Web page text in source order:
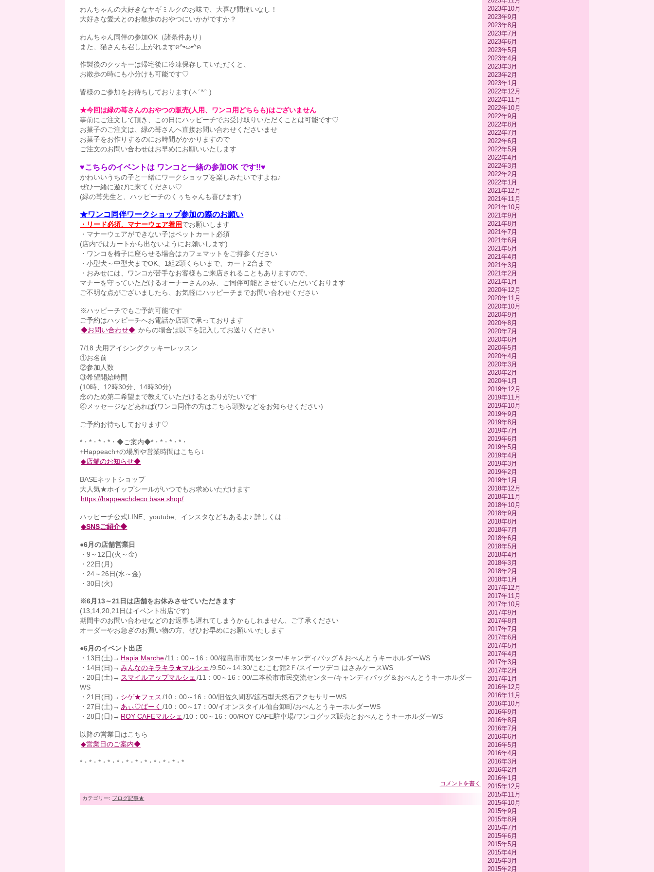
2023年10月
2023年9月
2023年8月
2023年7月
2023年6月
2023年5月
2023年4月
2023年3月
2023年2月
2023年1月
2022年12月
2022年11月
2022年10月
2022年9月
2022年8月
2022年7月
2022年6月
2022年5月
2022年4月
2022年3月
2022年2月
2022年1月
2021年12月
2021年11月
2021年10月
2021年9月
2021年8月
2021年7月
2021年6月
2021年5月
2021年4月
2021年3月
2021年2月
2021年1月
2020年12月
2020年11月
2020年10月
2020年9月
2020年8月
2020年7月
2020年6月
2020年5月
2020年4月
2020年3月
2020年2月
2020年1月
2019年12月
2019年11月
2019年10月
2019年9月
2019年8月
2019年7月
2019年6月
2019年5月
2019年4月
2019年3月
2019年2月
2019年1月
2018年12月
2018年11月
2018年10月
2018年9月
2018年8月
2018年7月
2018年6月
2018年5月
2018年4月
2018年3月
2018年2月
2018年1月
2017年12月
2017年11月
2017年10月
2017年9月
2017年8月
2017年7月
2017年6月
2017年5月
2017年4月
2017年3月
2017年2月
2017年1月
2016年12月
2016年11月
2016年10月
2016年9月
2016年8月
2016年7月
2016年6月
2016年5月
2016年4月
2016年3月
2016年2月
2016年1月
2015年12月
2015年11月
2015年10月
2015年9月
2015年8月
2015年7月
2015年6月
2015年5月
2015年4月
2015年3月
2015年2月
わんちゃんの大好きなヤギミルクのお味で、大喜び間違いなし！
大好きな愛犬とのお散歩のおやつにいかがですか？
わんちゃん同伴の参加OK（諸条件あり）
また、猫さんも召し上がれますฅ^•ω•^ฅ
作製後のクッキーは帰宅後に冷凍保存していただくと、
お散歩の時にも小分けも可能です♡
皆様のご参加をお待ちしております(ㅅ´꒳` )
★今回は緑の苺さんのおやつの販売(人用、ワンコ用どちらも)はございません
事前にご注文して頂き、この日にハッピーチでお受け取りいただくことは可能です♡
お菓子のご注文は、緑の苺さんへ直接お問い合わせくださいませ
お菓子をお作りするのにお時間がかかりますので
ご注文のお問い合わせはお早めにお願いいたします
♥こちらのイベントは ワンコと一緒の参加OK です!!♥
かわいいうちの子と一緒にワークショップを楽しみたいですよね♪
ぜひ一緒に遊びに来てください♡
(緑の苺先生と、ハッピーチのくぅちゃんも喜びます)
★ワンコ同伴ワークショップ参加の際のお願い
・リード必須、マナーウェア着用 でお願いします
・マナーウェアができない子はペットカート必須
(店内ではカートから出ないようにお願いします)
・ワンコを椅子に座らせる場合はカフェマットをご持参ください
・小型犬～中型犬までOK、1組2頭くらいまで、カート2台まで
・おみせには、ワンコが苦手なお客様もご来店されることもありますので、
マナーを守っていただけるオーナーさんのみ、ご同伴可能とさせていただいております
ご不明な点がございましたら、お気軽にハッピーチまでお問い合わせください
※ハッピーチでもご予約可能です
ご予約はハッピーチへお電話か店頭で承っております
◆お問い合わせ◆ からの場合は以下を記入してお送りください
7/18 犬用アイシングクッキーレッスン
①お名前
②参加人数
③希望開始時間
(10時、12時30分、14時30分)
念のため第二希望まで教えていただけるとありがたいです
④メッセージなどあれば(ワンコ同伴の方はこちら頭数などをお知らせください)
ご予約お待ちしております♡
*・*・*・*・◆ご案内◆*・*・*・*・
+Happeach+の場所や営業時間はこちら↓
◆店舗のお知らせ◆
BASEネットショップ
大人気★ホイップシールがいつでもお求めいただけます
https://happeachdeco.base.shop/
ハッピーチ公式LINE、youtube、インスタなどもあるよ♪ 詳しくは…
◆SNSご紹介◆
●6月の店舗営業日
・9～12日(火～金)
・22日(月)
・24～26日(水～金)
・30日(火)
※6月13～21日は店舗をお休みさせていただきます
(13,14,20,21日はイベント出店です)
期間中のお問い合わせなどのお返事も遅れてしまうかもしれません、ご了承ください
オーダーやお急ぎのお買い物の方、ぜひお早めにお願いいたします
●6月のイベント出店
・13日(土)→ Hapia Marche/11：00～16：00/福島市市民センター/キャンディバッグ＆おべんとうキーホルダーWS
・14日(日)→ みんなのキラキラ★マルシェ /9:50～14:30/こむこむ館2Ｆ/スイーツデコ はさみケースWS
・20日(土)→ スマイルアップマルシェ /11：00～16：00/二本松市市民交流センター/キャンディバッグ＆おべんとうキーホルダー
WS
・21日(日)→ シゲ★フェス /10：00～16：00/旧佐久間邸/鉱石型天然石アクセサリーWS
・27日(土)→ あぃ♡ぱーく /10：00～17：00/イオンスタイル仙台卸町/おべんとうキーホルダーWS
・28日(日)→ ROY CAFEマルシェ /10：00～16：00/ROY CAFE駐車場/ワンコグッズ販売とおべんとうキーホルダーWS
以降の営業日はこちら
◆営業日のご案内◆
*・*・*・*・*・*・*・*・*・*・*・*
コメントを書く
カテゴリー: ブログ記事★